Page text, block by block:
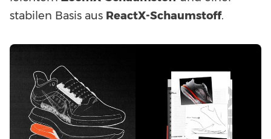
stabilen Basis aus ReactX-Schaumstoff.